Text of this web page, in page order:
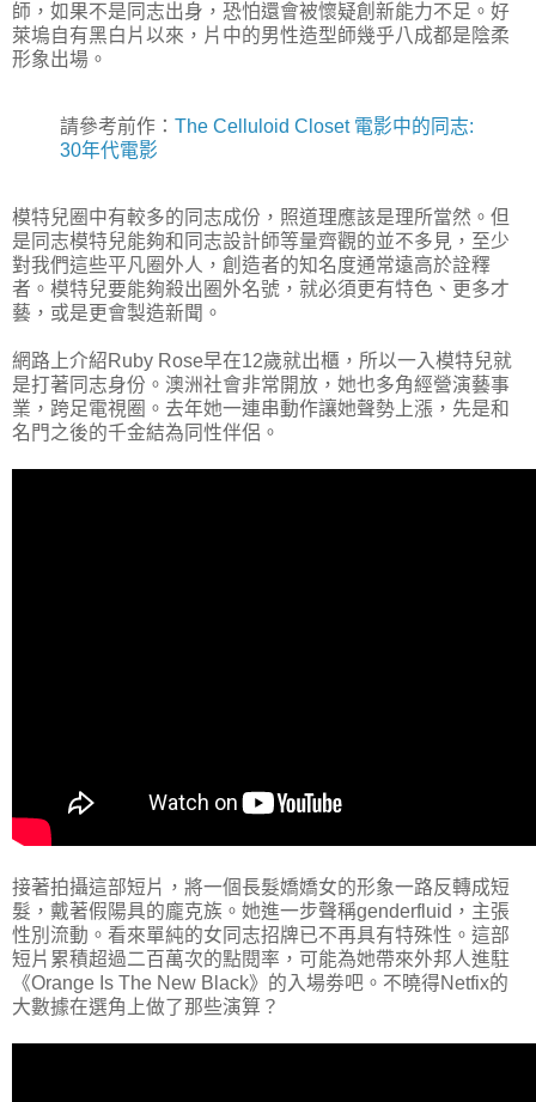
師，如果不是同志出身，恐怕還會被懷疑創新能力不足。好
萊塢自有黑白片以來，片中的男性造型師幾乎八成都是陰柔
形象出場。
請參考前作： The Celluloid Closet 電影中的同志:
30年代電影
模特兒圈中有較多的同志成份，照道理應該是理所當然。但
是同志模特兒能夠和同志設計師等量齊觀的並不多見，至少
對我們這些平凡圈外人，創造者的知名度通常遠高於詮釋
者。模特兒要能夠殺出圈外名號，就必須更有特色、更多才
藝，或是更會製造新聞。
網路上介紹Ruby Rose早在12歲就出櫃，所以一入模特兒就
是打著同志身份。澳洲社會非常開放，她也多角經營演藝事
業，跨足電視圈。去年她一連串動作讓她聲勢上漲，先是和
名門之後的千金結為同性伴侶。
接著拍攝這部短片，將一個長髮嬌嬌女的形象一路反轉成短
髮，戴著假陽具的龐克族。她進一步聲稱genderfluid，主張
性別流動。看來單純的女同志招牌已不再具有特殊性。這部
短片累積超過二百萬次的點閱率，可能為她帶來外邦人進駐
《Orange Is The New Black》的入場劵吧。不曉得Netfix的
大數據在選角上做了那些演算？